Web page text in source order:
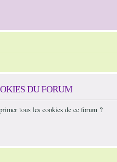
DU FORUM
tous les cookies de ce forum ?